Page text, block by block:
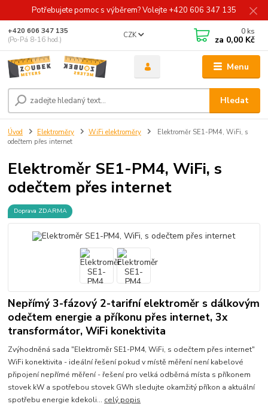
Potřebujete pomoc s výběrem? Volejte +420 606 347 135
Menu
CZK
Hledat
+420 606 347 135
(Po-Pá 8-16 hod.)
0 ks
za 0,00 Kč
Úvod Elektroměry WiFi elektroměry
Elektroměr SE1-PM4, WiFi, s
odečtem přes internet
Elektroměr SE1-PM4, WiFi, s
odečtem přes internet
Doprava ZDARMA
Nepřímý 3-fázový 2-tarifní elektroměr s dálkovým
odečtem energie a příkonu přes internet, 3x
transformátor, WiFi konektivita
Zvýhodněná sada "Elektroměr SE1-PM4, WiFi, s odečtem přes internet"
WiFi konektivita - ideální řešení pokud v místě měření není kabelové
připojení nepřímé měření - řešení pro velká odběrná místa s příkonem
stovek kW a spotřebou stovek GWh sledujte okamžitý příkon a aktuální
spotřebu energie kdekoli... celý popis